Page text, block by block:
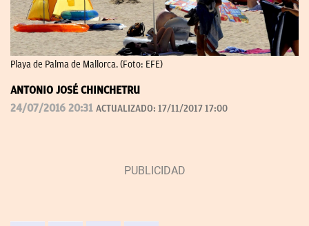
Playa de Palma de Mallorca. (Foto: EFE)
ANTONIO JOSÉ CHINCHETRU
24/07/2016 20:31 ACTUALIZADO: 17/11/2017 17:00